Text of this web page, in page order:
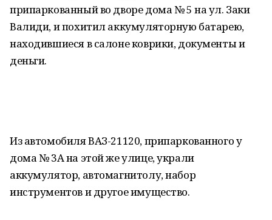
припаркованный во дворе дома № 5 на ул. Заки
Валиди, и похитил аккумуляторную батарею,
находившиеся в салоне коврики, документы и
деньги.
Из автомобиля ВАЗ-21120, припаркованного у
дома № 3А на этой же улице, украли
аккумулятор, автомагнитолу, набор
инструментов и другое имущество.